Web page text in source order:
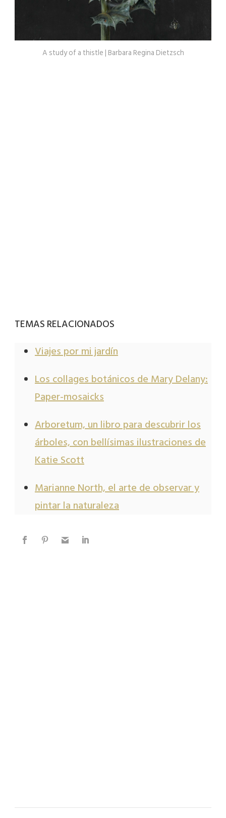
A study of a thistle | Barbara Regina Dietzsch
TEMAS RELACIONADOS
Viajes por mi jardín
Los collages botánicos de Mary Delany:
Paper-mosaicks
Arboretum, un libro para descubrir los
árboles, con bellísimas ilustraciones de
Katie Scott
Marianne North, el arte de observar y
pintar la naturaleza